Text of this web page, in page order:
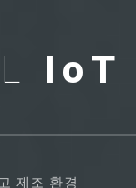
IoT
제조 환경